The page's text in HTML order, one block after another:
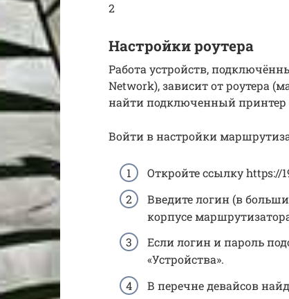
2
Настройки роутера
Работа устройств,
Network), зависит от роутера
найти подключенный принтер
Войти в настройки
Откройте ссылку https://
Введите логин (в
корпусе
Если логин и пароль
«Устройства».
В перечне девайсов